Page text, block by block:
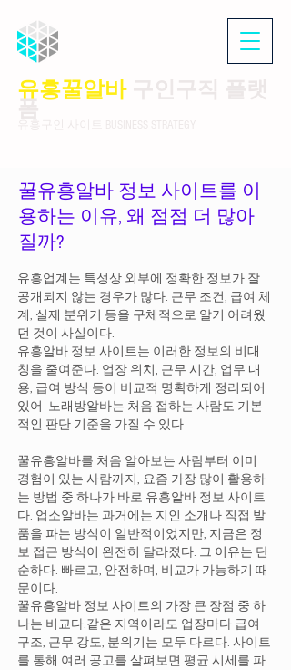
유흥꿀알바구인구직 플랫
꿀유흥알바 정보 사이트를 이
용하는 이유, 왜 점점 더 많아
질까?
유흥업계는 특성상 외부에 정확한 정보가 잘
공개되지 않는 경우가 많다. 근무 조건, 급여 체
계, 실제 분위기 등을 구체적으로 알기 어려웠
던 것이 사실이다.
유흥알바 정보 사이트는 이러한 정보의 비대
칭을 줄여준다. 업장 위치, 근무 시간, 업무 내
용, 급여 방식 등이 비교적 명확하게 정리되어
있어 노래방알바는 처음 접하는 사람도 기본
적인 판단 기준을 가질 수 있다.
꿀유흥알바를 처음 알아보는 사람부터 이미
경험이 있는 사람까지, 요즘 가장 많이 활용하
는 방법 중 하나가 바로 유흥알바 정보 사이트
다. 업소알바는 과거에는 지인 소개나 직접 발
품을 파는 방식이 일반적이었지만, 지금은 정
보 접근 방식이 완전히 달라졌다. 그 이유는 단
순하다. 빠르고, 안전하며, 비교가 가능하기 때
문이다.
꿀유흥알바 정보 사이트의 가장 큰 장점 중 하
나는 비교다.같은 지역이라도 업장마다 급여
구조, 근무 강도, 분위기는 모두 다르다. 사이트
를 통해 여러 공고를 살펴보면 평균 시세를 파